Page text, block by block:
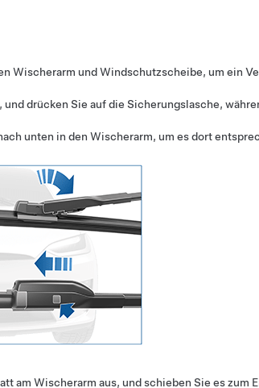
Wischerarm und Windschutzscheibe, um ein
drücken Sie auf die Sicherungslasche,
unten in den Wischerarm, um es dort
am Wischerarm aus, und schieben Sie es zum